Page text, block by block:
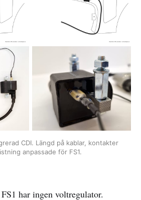
CDI. Längd på kablar, kontakter
anpassade för FS1.
har ingen voltregulator.